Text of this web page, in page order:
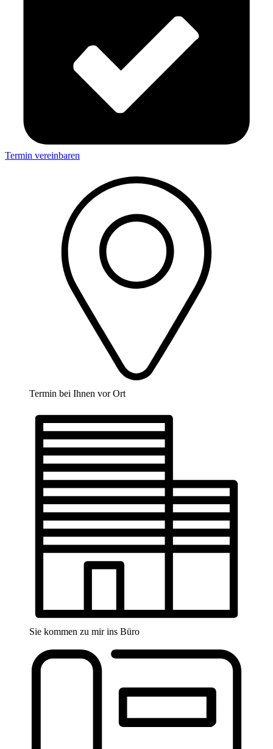
Termin vereinbaren
Termin bei Ihnen vor Ort
Sie kommen zu mir ins Büro